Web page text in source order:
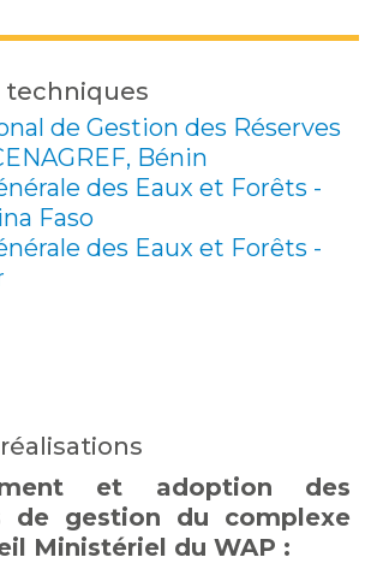
techniques
de Gestion des Réserves
Bénin
des Eaux et Forêts -
Faso
des Eaux et Forêts -
et adoption des
de gestion du complexe
Ministériel du WAP :